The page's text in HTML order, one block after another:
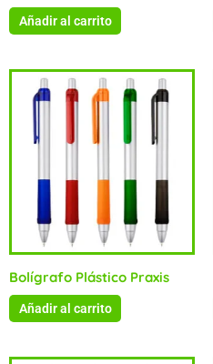
Añadir al carrito
Bolígrafo Plástico Praxis
Añadir al carrito